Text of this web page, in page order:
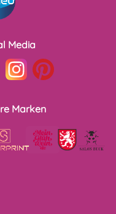
Media
Marken